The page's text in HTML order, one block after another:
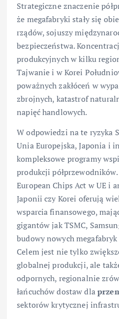
Strategiczne znaczenie
że megafabryki stały się
rządów, sojuszy
bezpieczeństwa.
produkcyjnych w kilku
Tajwanie i w Korei
poważnych zakłóceń w
zbrojnych, katastrof
napięć handlowych.
W odpowiedzi na te ryzyka
Unia Europejska, Japonia i
kompleksowe programy
produkcji
European Chips Act w UE i
Japonii czy Korei oferują
wsparcia finansowego,
gigantów jak TSMC,
budowy nowych
Celem jest nie tylko
globalnej produkcji, ale
odpornych, regionalnie
łańcuchów dostaw dla
sektorów krytycznej